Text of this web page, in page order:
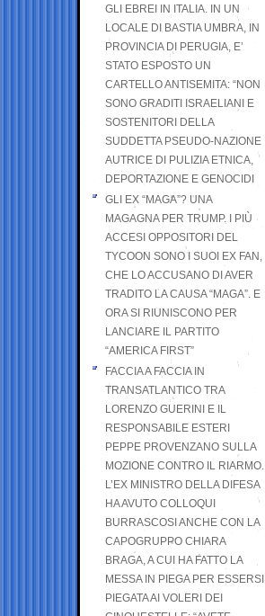
GLI EBREI IN ITALIA. IN UN
LOCALE DI BASTIA UMBRA, IN
PROVINCIA DI PERUGIA, E’
STATO ESPOSTO UN
CARTELLO ANTISEMITA: “NON
SONO GRADITI ISRAELIANI E
SOSTENITORI DELLA
SUDDETTA PSEUDO-NAZIONE
AUTRICE DI PULIZIA ETNICA,
DEPORTAZIONE E GENOCIDI
GLI EX “MAGA”? UNA
MAGAGNA PER TRUMP. I PIÙ
ACCESI OPPOSITORI DEL
TYCOON SONO I SUOI EX FAN,
CHE LO ACCUSANO DI AVER
TRADITO LA CAUSA “MAGA”. E
ORA SI RIUNISCONO PER
LANCIARE IL PARTITO
“AMERICA FIRST”
FACCIA A FACCIA IN
TRANSATLANTICO TRA
LORENZO GUERINI E IL
RESPONSABILE ESTERI
PEPPE PROVENZANO SULLA
MOZIONE CONTRO IL RIARMO.
L’EX MINISTRO DELLA DIFESA
HA AVUTO COLLOQUI
BURRASCOSI ANCHE CON LA
CAPOGRUPPO CHIARA
BRAGA, A CUI HA FATTO LA
MESSA IN PIEGA PER ESSERSI
PIEGATA AI VOLERI DEI